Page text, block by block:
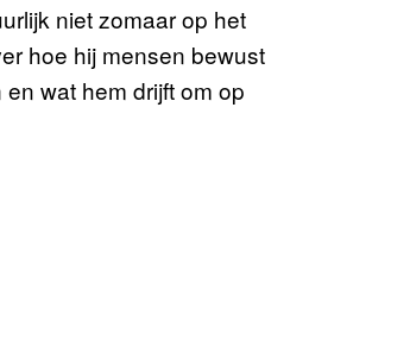
niet zomaar op het
hoe hij mensen bewust
wat hem drijft om op